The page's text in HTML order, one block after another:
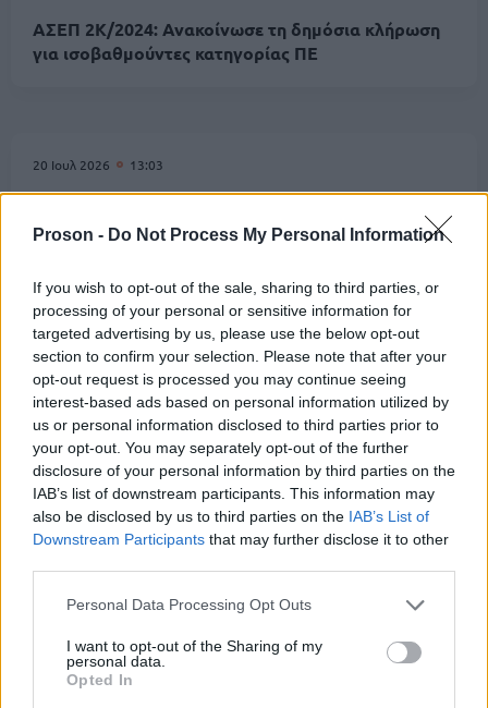
Proson - Do Not Process My Personal Information
If you wish to opt-out of the sale, sharing to third parties, or
processing of your personal or sensitive information for
targeted advertising by us, please use the below opt-out
section to confirm your selection. Please note that after your
opt-out request is processed you may continue seeing
interest-based ads based on personal information utilized by
us or personal information disclosed to third parties prior to
your opt-out. You may separately opt-out of the further
disclosure of your personal information by third parties on the
IAB’s list of downstream participants. This information may
also be disclosed by us to third parties on the IAB’s List of
Downstream Participants that may further disclose it to other
Please note that this website/app uses one or more Google
not limited to your visit or usage behaviour. You may click to
grant or deny consent to Google and its third-party tags to
use your data for below specified purposes in below Google
Personal Data Processing Opt Outs
I want to opt-out of the Sharing of my
personal data.
Opted In
ΑΣΕΠ 2Κ/2024: Ανακοίνωσε τη δημόσια κλήρωση
για ισοβαθμούντες κατηγορίας ΠΕ
20 Ιουλ 2026 13:03
ισοβαθμούντες - Ποιον κλάδο αφορά
20 Ιουλ 2026 04:30
ΑΣΕΠ 6Κ/2026: 315 μόνιμοι στο Δημόσιο - Από
αύριο οι αιτήσεις
19 Ιουλ 2026 04:30
18 Ιουλ 2026 15:42